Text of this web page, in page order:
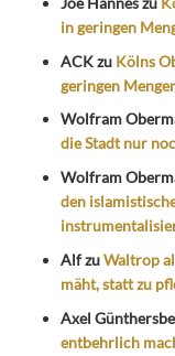
in geringen
ACKzu Kölns
geringen
Wolfram
die Stadt nur
Wolfram
den
AlfzuWaltrop
mäht, statt zu
Axel
entbehrlich